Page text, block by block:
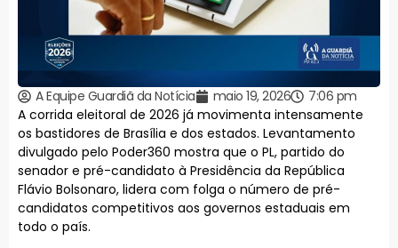
A Equipe Guardiã da Notícia maio 19, 2026
7:06 pm
A corrida eleitoral de 2026 já movimenta intensamente
os bastidores de Brasília e dos estados. Levantamento
divulgado pelo Poder360 mostra que o PL, partido do
senador e pré-candidato à Presidência da República
Flávio Bolsonaro, lidera com folga o número de pré-
candidatos competitivos aos governos estaduais em
todo o país.